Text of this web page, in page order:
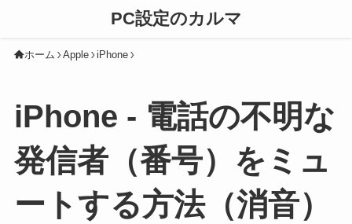
PC設定のカルマ
ホーム Apple iPhone
iPhone - 電話の不明な
発信者（番号）をミュ
ートする方法（消音）